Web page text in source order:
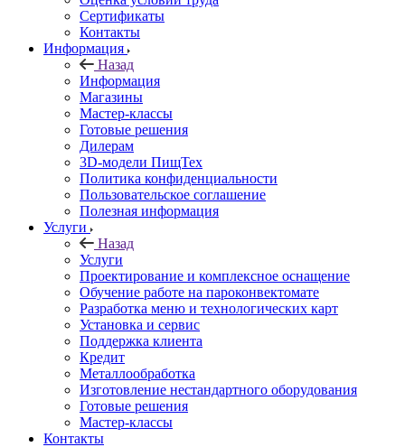
Сертификаты
Контакты
Информация
Назад
Информация
Магазины
Мастер-классы
Готовые решения
Дилерам
3D-модели ПищТех
Политика конфиденциальности
Пользовательское соглашение
Полезная информация
Услуги
Назад
Услуги
Проектирование и комплексное оснащение
Обучение работе на пароконвектомате
Разработка меню и технологических карт
Установка и сервис
Поддержка клиента
Кредит
Металлообработка
Изготовление нестандартного оборудования
Готовые решения
Мастер-классы
Контакты